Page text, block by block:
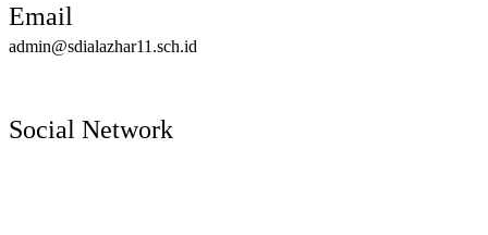
Email
admin@sdialazhar11.sch.id
Social Network